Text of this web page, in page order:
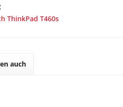
ThinkPad T460s
auch